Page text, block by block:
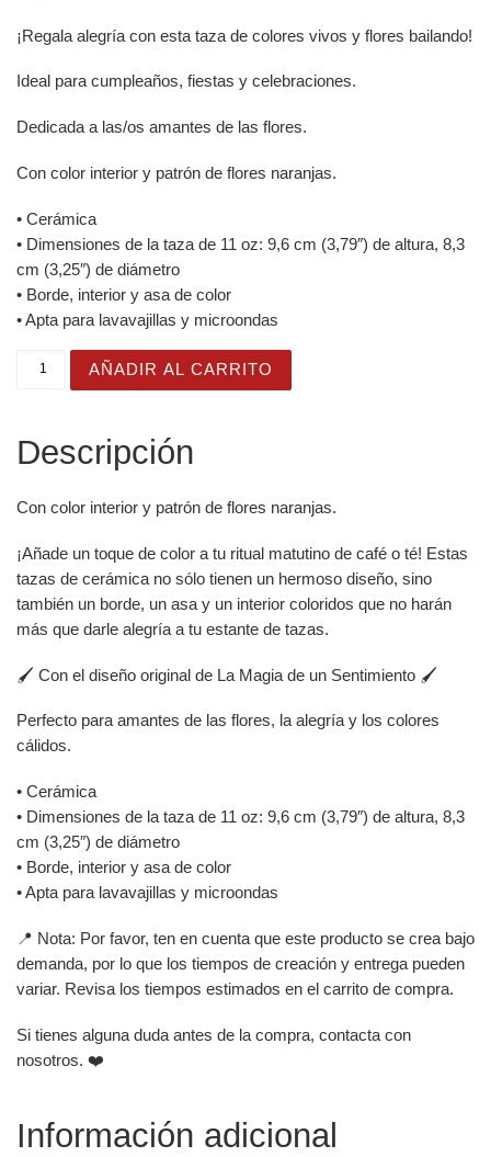
¡Regala alegría con esta taza de colores vivos y flores bailando!
Ideal para cumpleaños, fiestas y celebraciones.
Dedicada a las/os amantes de las flores.
Con color interior y patrón de flores naranjas.
• Cerámica
• Dimensiones de la taza de 11 oz: 9,6 cm (3,79″) de altura, 8,3
cm (3,25″) de diámetro
• Borde, interior y asa de color
• Apta para lavavajillas y microondas
Taza Flor Naranja "I Am A Wild Soul" para amantes de
AÑADIR AL CARRITO
Descripción
Con color interior y patrón de flores naranjas.
¡Añade un toque de color a tu ritual matutino de café o té! Estas
tazas de cerámica no sólo tienen un hermoso diseño, sino
también un borde, un asa y un interior coloridos que no harán
más que darle alegría a tu estante de tazas.
🖌️ Con el diseño original de La Magia de un Sentimiento 🖌️
Perfecto para amantes de las flores, la alegría y los colores
cálidos.
• Cerámica
• Dimensiones de la taza de 11 oz: 9,6 cm (3,79″) de altura, 8,3
cm (3,25″) de diámetro
• Borde, interior y asa de color
• Apta para lavavajillas y microondas
📍 Nota: Por favor, ten en cuenta que este producto se crea bajo
demanda, por lo que los tiempos de creación y entrega pueden
variar. Revisa los tiempos estimados en el carrito de compra.
Si tienes alguna duda antes de la compra, contacta con
nosotros. ❤️
Información adicional